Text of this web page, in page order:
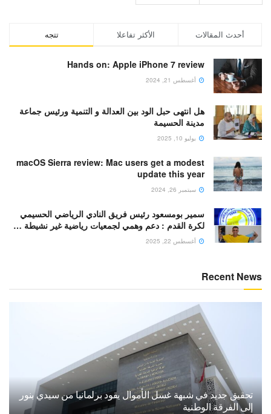
تتجه الأكثر تفاعلا أحدث المقالات
Hands on: Apple iPhone 7 review
أغسطس 21, 2024
هل انتهى حبل الود بين العدالة و التنمية ورئيس جماعة
مدينة الحسيمة
يوليو 10, 2025
macOS Sierra review: Mac users get a modest
update this year
سبتمبر 26, 2024
سمير بومسعود رئيس فريق النادي الرياضي الحسيمي
لكرة القدم : دعم وهمي لجمعيات رياضية غير نشيطة …
أغسطس 22, 2025
Recent News
تحقيق جديد في شبهة غسل الأموال يقود برلمانيا من سيدي بنور
إلى الفرقة الوطنية